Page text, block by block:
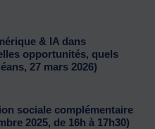
& IA dans
opportunités, quels
27 mars 2026)
sociale complémentaire
2025, de 16h à 17h30)